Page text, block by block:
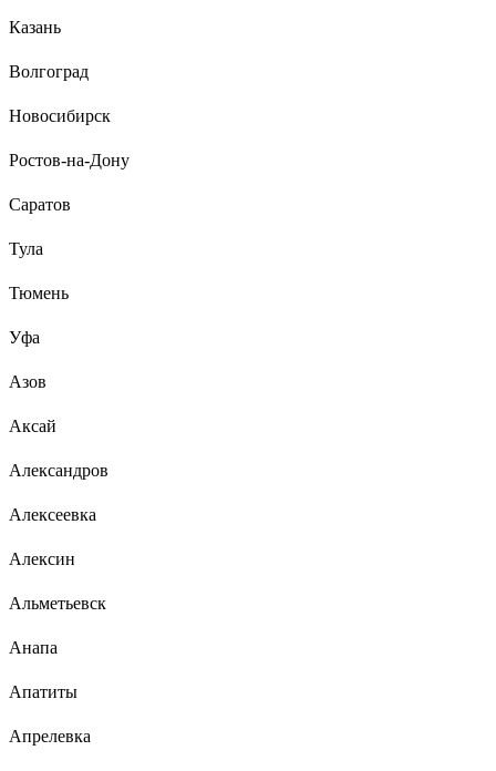
Казань
Волгоград
Новосибирск
Ростов-на-Дону
Саратов
Тула
Тюмень
Уфа
Азов
Аксай
Александров
Алексеевка
Алексин
Альметьевск
Анапа
Апатиты
Апрелевка